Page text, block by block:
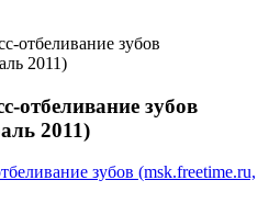
отбеливание зубов
2011)
отбеливание зубов
2011)